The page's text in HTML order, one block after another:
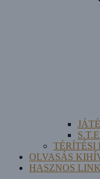
TÉRÍTÉSI
OLVASÁS
HASZNOS